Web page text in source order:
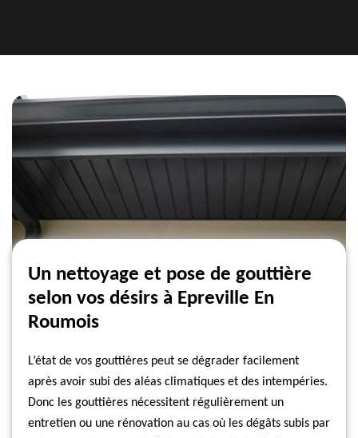
Un nettoyage et pose de gouttière
selon vos désirs à Epreville En
Roumois
L’état de vos gouttières peut se dégrader facilement
après avoir subi des aléas climatiques et des intempéries.
Donc les gouttières nécessitent régulièrement un
entretien ou une rénovation au cas où les dégâts subis par